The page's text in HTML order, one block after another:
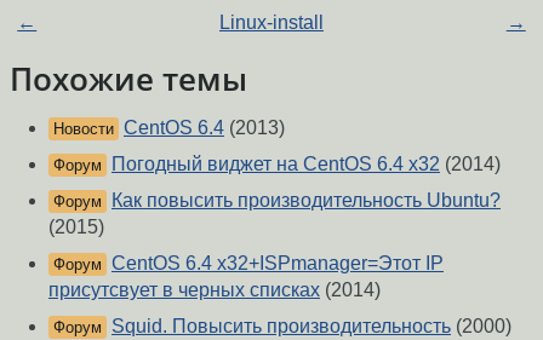
← Linux-install →
Похожие темы
Новости CentOS 6.4 (2013)
Форум Погодный виджет на CentOS 6.4 x32 (2014)
Форум
Как повысить производительность Ubuntu?
(2015)
Форум CentOS 6.4 x32+ISPmanager=Этот IP
присутсвует в черных списках (2014)
Форум Squid. Повысить производительность (2000)